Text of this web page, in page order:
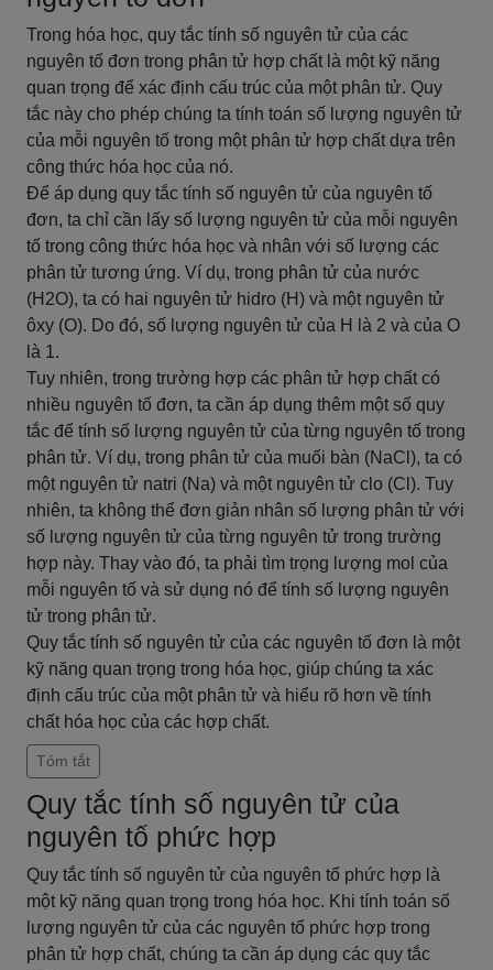
Trong hóa học, quy tắc tính số nguyên tử của các
nguyên tố đơn trong phân tử hợp chất là một kỹ năng
quan trọng để xác định cấu trúc của một phân tử. Quy
tắc này cho phép chúng ta tính toán số lượng nguyên tử
của mỗi nguyên tố trong một phân tử hợp chất dựa trên
công thức hóa học của nó.
Để áp dụng quy tắc tính số nguyên tử của nguyên tố
đơn, ta chỉ cần lấy số lượng nguyên tử của mỗi nguyên
tố trong công thức hóa học và nhân với số lượng các
phân tử tương ứng. Ví dụ, trong phân tử của nước
(H2O), ta có hai nguyên tử hidro (H) và một nguyên tử
ôxy (O). Do đó, số lượng nguyên tử của H là 2 và của O
là 1.
Tuy nhiên, trong trường hợp các phân tử hợp chất có
nhiều nguyên tố đơn, ta cần áp dụng thêm một số quy
tắc để tính số lượng nguyên tử của từng nguyên tố trong
phân tử. Ví dụ, trong phân tử của muối bàn (NaCl), ta có
một nguyên tử natri (Na) và một nguyên tử clo (Cl). Tuy
nhiên, ta không thể đơn giản nhân số lượng phân tử với
số lượng nguyên tử của từng nguyên tử trong trường
hợp này. Thay vào đó, ta phải tìm trọng lượng mol của
mỗi nguyên tố và sử dụng nó để tính số lượng nguyên
tử trong phân tử.
Quy tắc tính số nguyên tử của các nguyên tố đơn là một
kỹ năng quan trọng trong hóa học, giúp chúng ta xác
định cấu trúc của một phân tử và hiểu rõ hơn về tính
chất hóa học của các hợp chất.
Tóm tắt
Quy tắc tính số nguyên tử của
nguyên tố phức hợp
Quy tắc tính số nguyên tử của nguyên tố phức hợp là
một kỹ năng quan trọng trong hóa học. Khi tính toán số
lượng nguyên tử của các nguyên tố phức hợp trong
phân tử hợp chất, chúng ta cần áp dụng các quy tắc